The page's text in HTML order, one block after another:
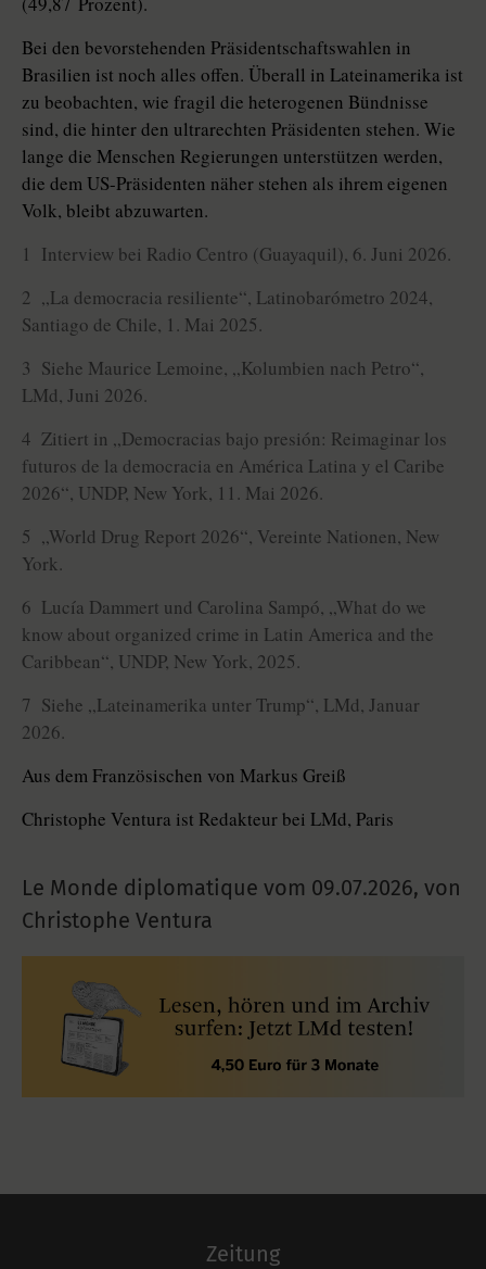
Bei den bevorstehenden Präsidentschaftswahlen in
Brasilien ist noch alles offen. Überall in Lateinamerika ist
zu beobachten, wie fragil die heterogenen Bündnisse
sind, die hinter den ultrarechten Präsidenten stehen. Wie
lange die Menschen Regierungen unterstützen werden,
die dem US-Präsidenten näher stehen als ihrem eigenen
Volk, bleibt abzuwarten.
1 Interview bei Radio Centro (Guayaquil), 6. Juni 2026.
2 „La democracia resiliente“, Latinobarómetro 2024,
Santiago de Chile, 1. Mai 2025.
3 Siehe Maurice Lemoine, „Kolumbien nach Petro“,
LMd, Juni 2026.
4 Zitiert in „Democracias bajo presión: Reimaginar los
futuros de la democracia en América Latina y el Caribe
2026“, UNDP, New York, 11. Mai 2026.
5 „World Drug Report 2026“, Vereinte Nationen, New
York.
6 Lucía Dammert und Carolina Sampó, „What do we
know about organized crime in Latin America and the
Caribbean“, UNDP, New York, 2025.
7 Siehe „Lateinamerika unter Trump“, LMd, Januar
2026.
Aus dem Französischen von Markus Greiß
Christophe Ventura ist Redakteur bei LMd, Paris
Le Monde diplomatique vom 09.07.2026, von
Christophe Ventura
Zeitung